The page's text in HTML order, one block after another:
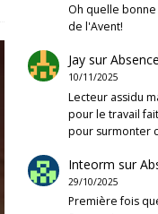
Oh quelle
de l'Avent!
Jay surAbsence
10/11/2025
Lecteur assidu
pour le travail
pour surmonter
Inteorm sur
29/10/2025
Première fois